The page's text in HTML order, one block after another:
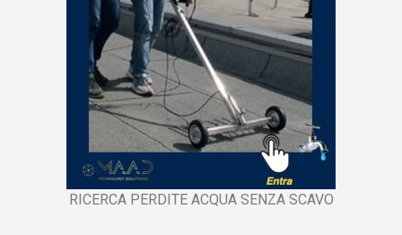
RICERCA PERDITE ACQUA SENZA SCAVO